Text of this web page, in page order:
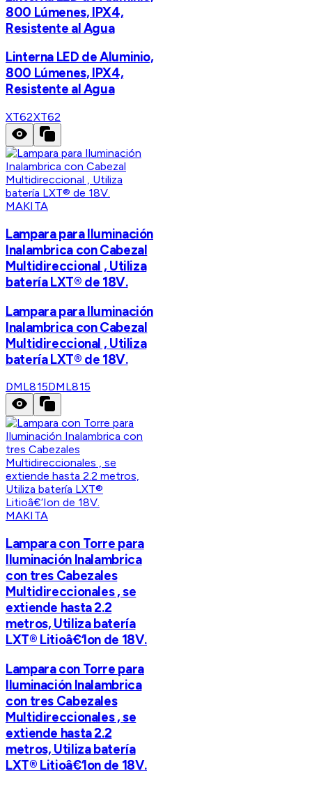
800 Lúmenes, IPX4,
Resistente al Agua
Linterna LED de Aluminio,
800 Lúmenes, IPX4,
Resistente al Agua
XT62XT62
MAKITA
Lampara para Iluminación
Inalambrica con Cabezal
Multidireccional , Utiliza
batería LXT® de 18V.
Lampara para Iluminación
Inalambrica con Cabezal
Multidireccional , Utiliza
batería LXT® de 18V.
DML815DML815
MAKITA
Lampara con Torre para
Iluminación Inalambrica
con tres Cabezales
Multidireccionales , se
extiende hasta 2.2
metros, Utiliza batería
LXT® Litioâ€‘Ion de 18V.
Lampara con Torre para
Iluminación Inalambrica
con tres Cabezales
Multidireccionales , se
extiende hasta 2.2
metros, Utiliza batería
LXT® Litioâ€‘Ion de 18V.